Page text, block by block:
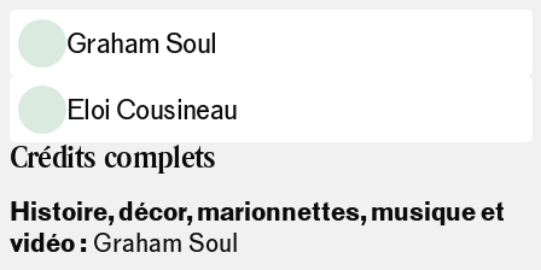
Graham Soul
Eloi Cousineau
Crédits complets
Histoire, décor, marionnettes, musique et
vidéo :Graham Soul